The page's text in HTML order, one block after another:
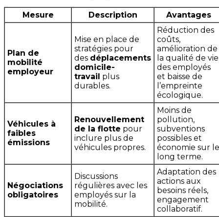
Mesure Description Avantages
Plan de
mobilité
employeur
Mise en place de
stratégies pour
des déplacements
domicile-
travail plus
durables.
Réduction des
coûts,
amélioration de
la qualité de vie
des employés
et baisse de
l’empreinte
écologique.
Véhicules à
faibles
émissions
Renouvellement
de la flotte pour
inclure plus de
véhicules propres.
Moins de
pollution,
subventions
possibles et
économie sur le
long terme.
Négociations
obligatoires
Discussions
régulières avec les
employés sur la
mobilité.
Adaptation des
actions aux
besoins réels,
engagement
collaboratif.